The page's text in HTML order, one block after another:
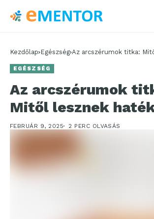
Kezdőlap Egészség Az arcszérumok titka:
EGÉSZSÉG
Az arcszérumok
Mitől lesznek
FEBRUÁR 9, 2025 2 PERC OLVASÁS